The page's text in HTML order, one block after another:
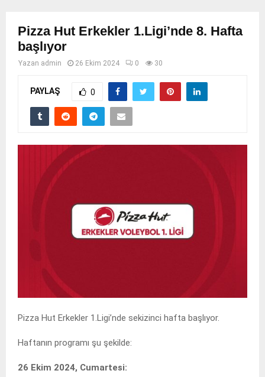
Pizza Hut Erkekler 1.Ligi’nde 8. Hafta
başlıyor
Yazan admin 26 Ekim 2024 0 30
PAYLAŞ 0
Pizza Hut Erkekler 1.Ligi’nde sekizinci hafta başlıyor.
Haftanın programı şu şekilde:
26 Ekim 2024, Cumartesi: